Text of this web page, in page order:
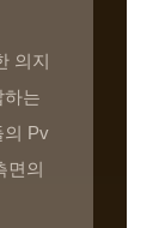
의지
하는
의 Pv
면의